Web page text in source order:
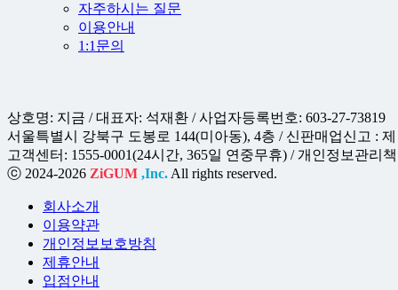
자주하시는 질문
이용안내
1:1문의
상호명: 지금 / 대표자: 석재환 / 사업자등록번호: 603-27-73819
서울특별시 강북구 도봉로 144(미아동), 4층 / 신판매업신고 :
고객센터: 1555-0001(24시간, 365일 연중무휴) / 개인정보관리
ⓒ 2024-2026 ZiGUM ,Inc. All rights reserved.
회사소개
이용약관
개인정보보호방침
제휴안내
입점안내